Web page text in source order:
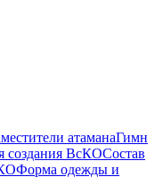
атаманаГимн
создания ВсКОСостав
Форма одежды и